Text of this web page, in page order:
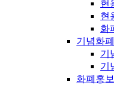
현
현
화
기념화폐
기
기
화폐홍